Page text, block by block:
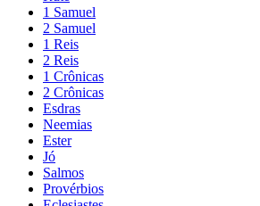
1 Samuel
2 Samuel
1 Reis
2 Reis
1 Crônicas
2 Crônicas
Esdras
Neemias
Ester
Jó
Salmos
Provérbios